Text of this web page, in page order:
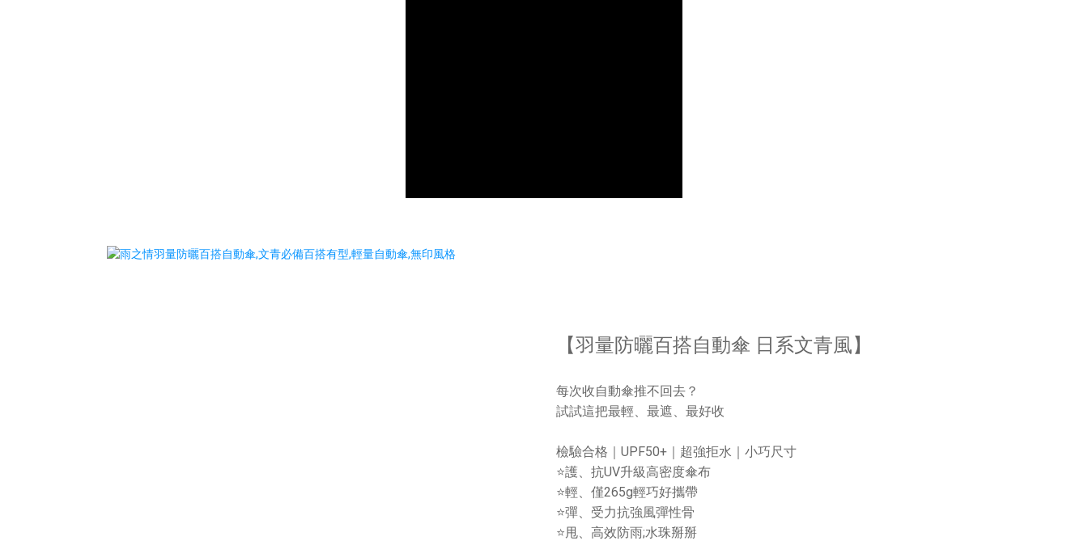
【羽量防曬百搭自動傘 日系文青風】
每次收自動傘推不回去？
試試這把最輕、最遮、最好收
檢驗合格｜UPF50+｜超強拒水｜小巧尺寸
⭐護、抗UV升級高密度傘布
⭐輕、僅265g輕巧好攜帶
⭐彈、受力抗強風彈性骨
⭐甩、高效防雨;水珠掰掰